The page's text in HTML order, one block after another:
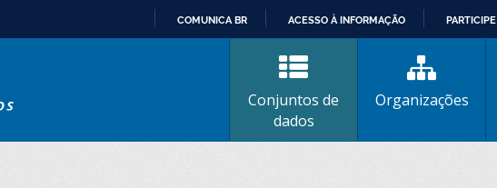
CONTEÚDO
COMUNICA BR ACESSO À INFORMAÇÃO PARTICIPE
Conjuntos de
dados
Organizações